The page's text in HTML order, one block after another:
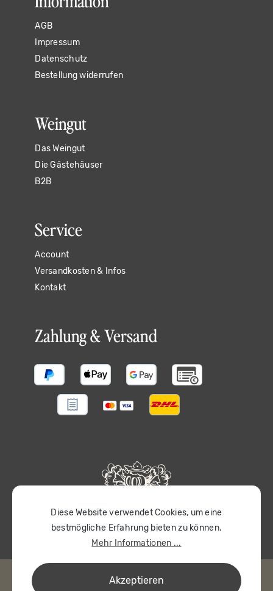
AGB
Impressum
Datenschutz
Bestellung widerrufen
Weingut
Das Weingut
Die Gästehäuser
B2B
Service
Account
Versandkosten & Infos
Kontakt
Zahlung & Versand
Diese Website verwendet Cookies, um eine
bestmögliche Erfahrung bieten zu können.
Mehr Informationen ...
Akzeptieren